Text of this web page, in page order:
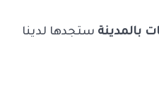
بالمدينة ستجدها لدينا